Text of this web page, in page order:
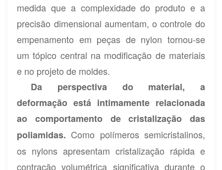
medida que a complexidade do produto e a
precisão dimensional aumentam, o controle do
empenamento em peças de nylon tornou-se
um tópico central na modificação de materiais
e no projeto de moldes.
Da perspectiva do material, a
deformação está intimamente relacionada
ao comportamento de cristalização das
poliamidas. Como polímeros semicristalinos,
os nylons apresentam cristalização rápida e
contração volumétrica significativa durante o